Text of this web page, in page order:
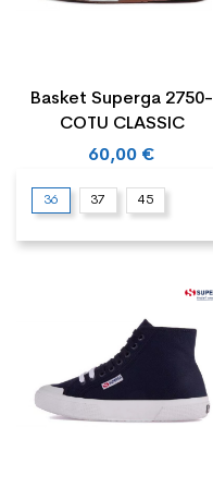
Basket Superga 2750-
COTU CLASSIC
60,00 €
36 37 45